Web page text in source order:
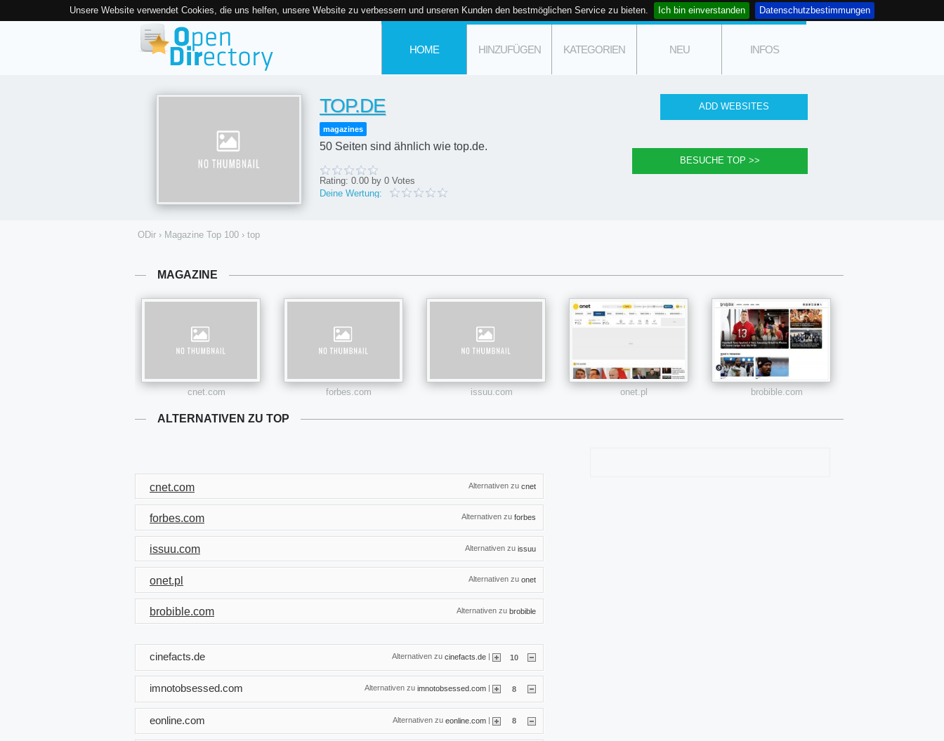
Unsere Website verwendet Cookies, die uns helfen, unsere Website zu verbessern und unseren Kunden den bestmöglichen Service zu bieten. Ich bin einverstanden Datenschutzbestimmungen
HOME HINZUFÜGEN KATEGORIEN NEU INFOS
TOP.DE
magazines
50 Seiten sind ähnlich wie top.de.
Rating: 0.00 by 0 Votes
Deine Wertung:
ODir › Magazine Top 100 › top
MAGAZINE
cnet.com forbes.com issuu.com onet.pl brobible.com
ALTERNATIVEN ZU TOP
Alternativen zu cnet
cnet.com
Alternativen zu forbes
forbes.com
Alternativen zu issuu
issuu.com
Alternativen zu onet
onet.pl
Alternativen zu brobible
brobible.com
Alternativen zu cinefacts.de | 10
cinefacts.de
Alternativen zu imnotobsessed.com 8
imnotobsessed.com
Alternativen zu eonline.com | 8
eonline.com